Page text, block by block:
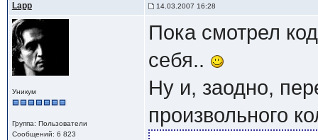
Lapp 14.03.2007 16:28
Уникум
Группа: Пользователи
Сообщений: 6 823
Пока смотрел
себя..
Ну и, заодно,
произвольного